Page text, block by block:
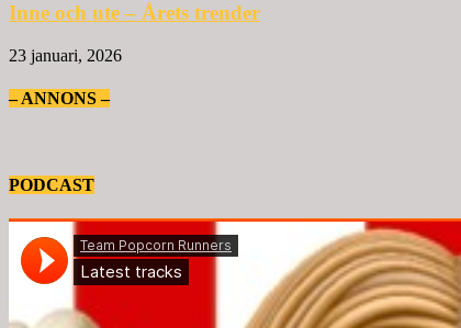
Inne och ute – Årets trender
23 januari, 2026
– ANNONS –
PODCAST